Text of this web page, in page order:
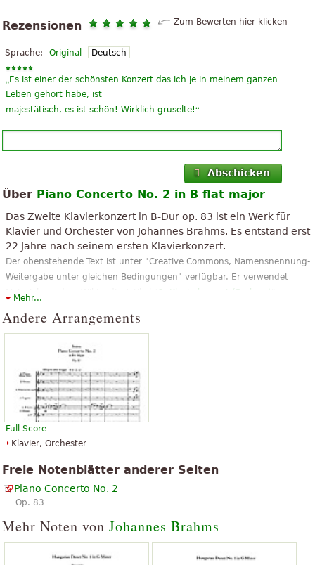
Rezensionen Zum Bewerten hier klicken
Sprache: Original Deutsch
„Es ist einer der schönsten Konzert das ich je in meinem ganzen
Leben gehört habe, ist
majestätisch, es ist schön! Wirklich gruselte!“
Abschicken
Über Piano Concerto No. 2 in B flat major
Das Zweite Klavierkonzert in B-Dur op. 83 ist ein Werk für
Klavier und Orchester von Johannes Brahms. Es entstand erst
22 Jahre nach seinem ersten Klavierkonzert.
Der obenstehende Text ist unter "Creative Commons, Namensnennung-
Weitergabe unter gleichen Bedingungen" verfügbar. Er verwendet
Material aus dem Wikipedia-Artikel "
2. Klavierkonzert (Brahms)
Mehr...
Andere Arrangements
Full Score
Klavier, Orchester
Freie Notenblätter anderer Seiten
Piano Concerto No. 2
Op. 83
Mehr Noten von Johannes Brahms